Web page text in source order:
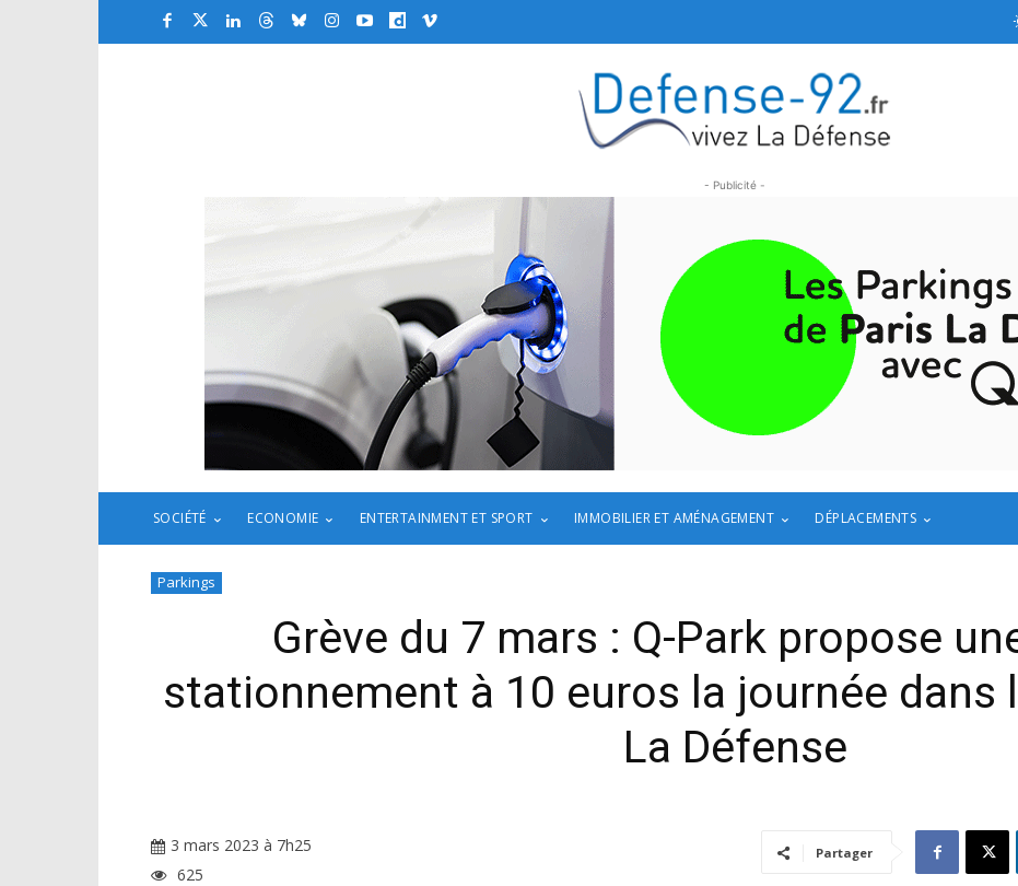
- Publicité -
SOCIÉTÉ ECONOMIE ENTERTAINMENT ET SPORT IMMOBILIER ET AMÉNAGEMENT DÉPLACEMENTS
Parkings
Grève du 7 mars : Q-Park propose
stationnement à 10 euros la journée dans
La Défense
3 mars 2023 à 7h25
625
Partager